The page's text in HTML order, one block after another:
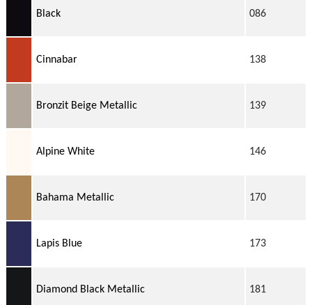
Black 086
Cinnabar 138
Bronzit Beige Metallic 139
Alpine White 146
Bahama Metallic 170
Lapis Blue 173
Diamond Black Metallic 181